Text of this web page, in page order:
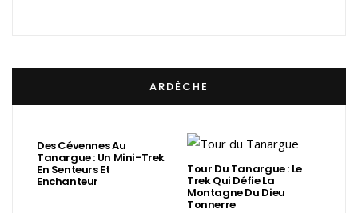
ARDÈCHE
Des Cévennes Au
Tanargue : Un Mini-Trek
En Senteurs Et
Enchanteur
Tour Du Tanargue : Le
Trek Qui Défie La
Montagne Du Dieu
Tonnerre